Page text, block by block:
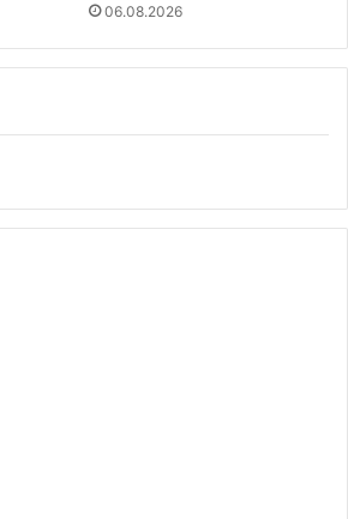
06.08.2026